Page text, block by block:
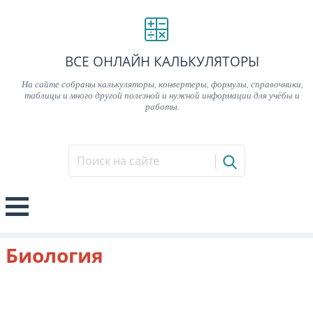
ВСЕ ОНЛАЙН КАЛЬКУЛЯТОРЫ
На сайте собраны калькуляторы, конвертеры, формулы, справочники,
таблицы и много другой полезной и нужной информации для учёбы и
работы.
Биология